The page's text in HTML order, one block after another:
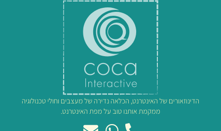
הדינוזאורים של האינטרנט, הכלאה נדירה של מעצבים וחולי טכנולוגיה
ממקמת אותנו טוב על מפת האינטרנט.